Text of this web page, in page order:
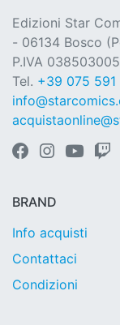
Edizioni Star
- 06134 Bosco
P.IVA
Tel. +39 075 591
BRAND
Info acquisti
Contattaci
Condizioni